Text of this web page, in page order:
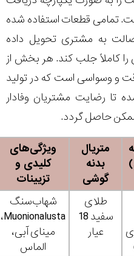
تمامی قطعات استفاده شده
به مشتری تحویل داده
را کاملاً جلب کند. هر بخش از
و وسواسی است که در تولید
تا رضایت مشتریان وفادار
ممکن حاصل گردد.
متریال
بدنه
گوشی
ویژگی‌های
کلیدی و
تزیینات
طلای
سفید 18
عیار
شهاب‌سنگ
Muonionalusta،
مینای آبی،
الماس